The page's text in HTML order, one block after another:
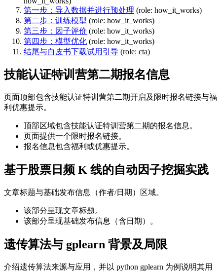
第一步：导入数据并进行预处理 (role: how_it_works)
第二步：训练模型 (role: how_it_works)
第三步：因子评价 (role: how_it_works)
第四步：模型优化 (role: how_it_works)
结尾与白皮书下载试用引导 (role: cta)
技能认证特训营第二期报名信息
页面顶部包含技能认证特训营第二期开启及限时报名链接与福
利优惠提示。
顶部区域包含技能认证特训营第二期的报名信息。
页面提供一个限时报名链接。
报名信息包含福利或优惠提示。
基于股票日频 K 线的自动因子挖掘实践
文章标题与基础发布信息（作者/日期）区域。
该部分呈现文章标题。
该部分呈现基础发布信息（含日期）。
遗传算法与 gplearn 背景及局限
介绍遗传算法来源与应用，并以 python gplearn 为例说明其用